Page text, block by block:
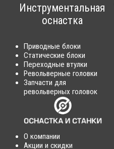
Инструментальная
оснастка
Приводные блоки
Статические блоки
Переходные втулки
Револьверные головки
Запчасти для
револьверных головок
О компании
Акции и скидки